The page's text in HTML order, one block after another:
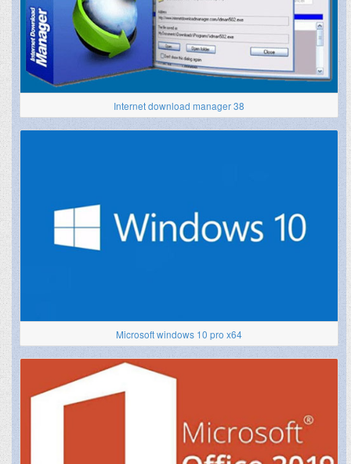
Internet download manager 38
Microsoft windows 10 pro x64